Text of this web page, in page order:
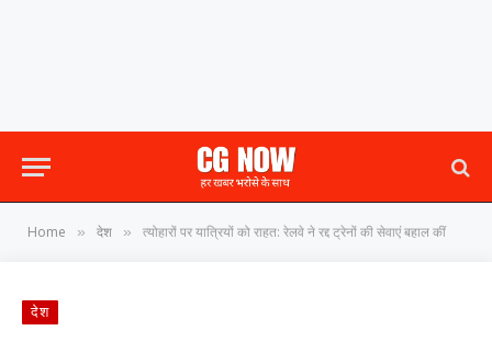
Home » देश » त्योहारों पर यात्रियों को राहत: रेलवे ने रद्द ट्रेनों की सेवाएं बहाल कीं
देश